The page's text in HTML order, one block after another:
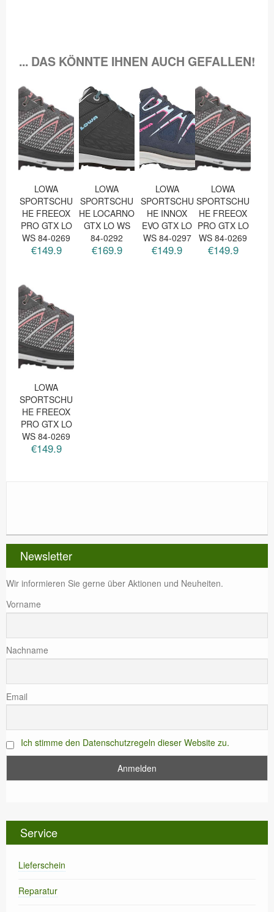
... DAS KÖNNTE IHNEN AUCH GEFALLEN!
LOWA
SPORTSCHU
HE FREEOX
PRO GTX LO
WS 84-0269
€149.9
LOWA
SPORTSCHU
HE LOCARNO
GTX LO WS
84-0292
€169.9
LOWA
SPORTSCHU
HE INNOX
EVO GTX LO
WS 84-0297
€149.9
LOWA
SPORTSCHU
HE FREEOX
PRO GTX LO
WS 84-0269
€149.9
LOWA
SPORTSCHU
HE FREEOX
PRO GTX LO
WS 84-0269
€149.9
Newsletter
Wir informieren Sie gerne über Aktionen und Neuheiten.
Vorname
Nachname
Email
Ich stimme den Datenschutzregeln dieser Website zu.
Service
Lieferschein
Reparatur